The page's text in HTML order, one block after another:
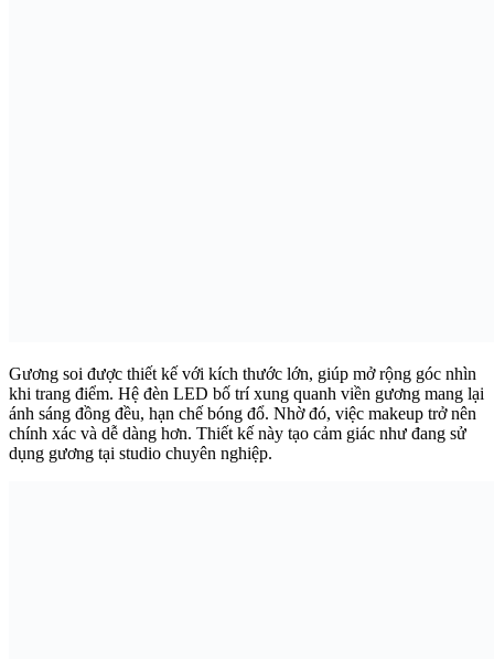
Gương soi được thiết kế với kích thước lớn, giúp mở rộng góc nhìn
khi trang điểm. Hệ đèn LED bố trí xung quanh viền gương mang lại
ánh sáng đồng đều, hạn chế bóng đổ. Nhờ đó, việc makeup trở nên
chính xác và dễ dàng hơn. Thiết kế này tạo cảm giác như đang sử
dụng gương tại studio chuyên nghiệp.